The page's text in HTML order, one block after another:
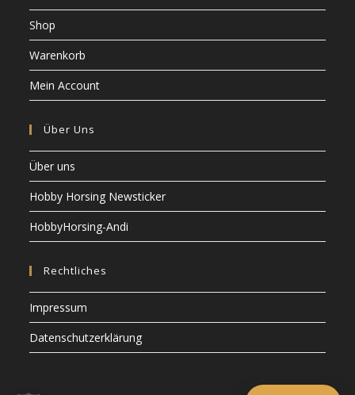
Shop
Warenkorb
Mein Account
Über Uns
Über uns
Hobby Horsing Newsticker
HobbyHorsing-Andi
Rechtliches
Impressum
Datenschutzerklärung